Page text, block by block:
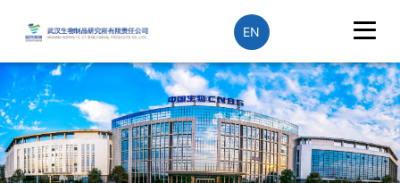
EN